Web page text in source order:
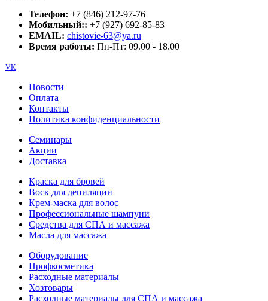
Телефон: +7 (846) 212-97-76
Мобильный:: +7 (927) 692-85-83
EMAIL: chistovie-63@ya.ru
Время работы: Пн-Пт: 09.00 - 18.00
VK
Новости
Оплата
Контакты
Политика конфиденциальности
Семинары
Акции
Доставка
Краска для бровей
Воск для депиляции
Крем-маска для волос
Профессиональные шампуни
Средства для СПА и массажа
Масла для массажа
Оборудование
Профкосметика
Расходные материалы
Хозтовары
Расходные материалы для СПА и массажа